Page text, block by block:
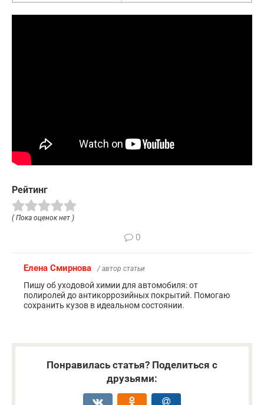
Рейтинг
( Пока оценок нет )
0
Елена Смирнова / автор статьи
Пишу об уходовой химии для автомобиля: от
полиролей до антикоррозийных покрытий. Помогаю
сохранить кузов в идеальном состоянии.
Понравилась статья? Поделиться с
друзьями: